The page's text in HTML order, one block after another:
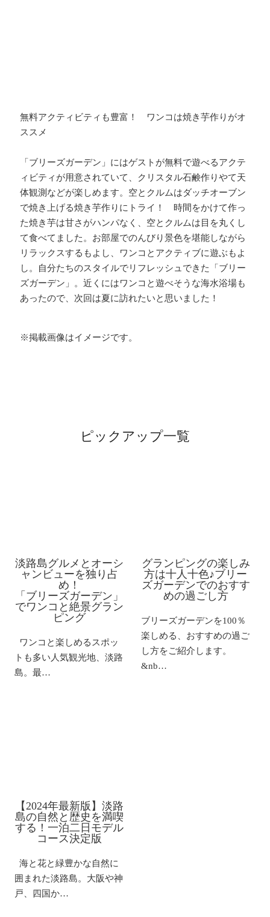
無料アクティビティも豊富！ ワンコは焼き芋作りがオ
ススメ
「ブリーズガーデン」にはゲストが無料で遊べるアクテ
ィビティが用意されていて、クリスタル石鹸作りやて天
体観測などが楽しめます。空とクルムはダッチオーブン
で焼き上げる焼き芋作りにトライ！ 時間をかけて作っ
た焼き芋は甘さがハンパなく、空とクルムは目を丸くし
て食べてました。お部屋でのんびり景色を堪能しながら
リラックスするもよし、ワンコとアクティブに遊ぶもよ
し。自分たちのスタイルでリフレッシュできた「ブリー
ズガーデン」。近くにはワンコと遊べそうな海水浴場も
あったので、次回は夏に訪れたいと思いました！
※掲載画像はイメージです。
ピックアップ一覧
淡路島グルメとオーシ
ャンビューを独り占
め！
「ブリーズガーデン」
でワンコと絶景グラン
ピング
ワンコと楽しめるスポッ
トも多い人気観光地、淡路
島。最…
グランピングの楽しみ
方は十人十色♪ブリー
ズガーデンでのおすす
めの過ごし方
ブリーズガーデンを100％
楽しめる、おすすめの過ご
し方をご紹介します。
&nb…
【2024年最新版】淡路
島の自然と歴史を満喫
する！一泊二日モデル
コース決定版
海と花と緑豊かな自然に
囲まれた淡路島。大阪や神
戸、四国か…